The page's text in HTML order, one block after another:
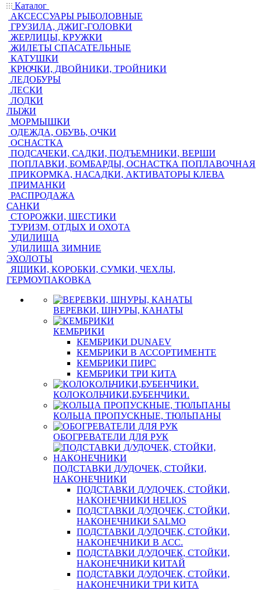
Каталог
АКСЕССУАРЫ РЫБОЛОВНЫЕ
ГРУЗИЛА, ДЖИГ-ГОЛОВКИ
ЖЕРЛИЦЫ, КРУЖКИ
ЖИЛЕТЫ СПАСАТЕЛЬНЫЕ
КАТУШКИ
КРЮЧКИ, ДВОЙНИКИ, ТРОЙНИКИ
ЛЕДОБУРЫ
ЛЕСКИ
ЛОДКИ
ЛЫЖИ
МОРМЫШКИ
ОДЕЖДА, ОБУВЬ, ОЧКИ
ОСНАСТКА
ПОДСАЧЕКИ, САДКИ, ПОДЪЕМНИКИ, ВЕРШИ
ПОПЛАВКИ, БОМБАРДЫ, ОСНАСТКА ПОПЛАВОЧНАЯ
ПРИКОРМКА, НАСАДКИ, АКТИВАТОРЫ КЛЕВА
ПРИМАНКИ
РАСПРОДАЖА
САНКИ
СТОРОЖКИ, ШЕСТИКИ
ТУРИЗМ, ОТДЫХ И ОХОТА
УДИЛИЩА
УДИЛИЩА ЗИМНИЕ
ЭХОЛОТЫ
ЯЩИКИ, КОРОБКИ, СУМКИ, ЧЕХЛЫ,
ГЕРМОУПАКОВКА
ВЕРЕВКИ, ШНУРЫ, КАНАТЫ
КЕМБРИКИ
КЕМБРИКИ DUNAEV
КЕМБРИКИ В АССОРТИМЕНТЕ
КЕМБРИКИ ПИРС
КЕМБРИКИ ТРИ КИТА
КОЛОКОЛЬЧИКИ,БУБЕНЧИКИ.
КОЛЬЦА ПРОПУСКНЫЕ, ТЮЛЬПАНЫ
ОБОГРЕВАТЕЛИ ДЛЯ РУК
ПОДСТАВКИ Д/УДОЧЕК, СТОЙКИ,
НАКОНЕЧНИКИ
ПОДСТАВКИ Д/УДОЧЕК, СТОЙКИ,
НАКОНЕЧНИКИ HELIOS
ПОДСТАВКИ Д/УДОЧЕК, СТОЙКИ,
НАКОНЕЧНИКИ SALMO
ПОДСТАВКИ Д/УДОЧЕК, СТОЙКИ,
НАКОНЕЧНИКИ В АСС.
ПОДСТАВКИ Д/УДОЧЕК, СТОЙКИ,
НАКОНЕЧНИКИ КИТАЙ
ПОДСТАВКИ Д/УДОЧЕК, СТОЙКИ,
НАКОНЕЧНИКИ ТРИ КИТА